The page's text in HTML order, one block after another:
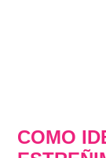
COMO